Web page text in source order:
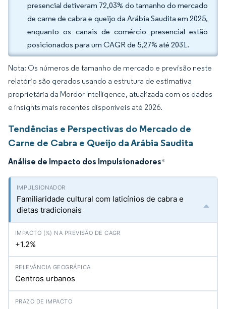
presencial detiveram 72,03% do tamanho do mercado
de carne de cabra e queijo da Arábia Saudita em 2025,
enquanto os canais de comércio presencial estão
posicionados para um CAGR de 5,27% até 2031.
Nota: Os números de tamanho de mercado e previsão neste
relatório são gerados usando a estrutura de estimativa
proprietária da Mordor Intelligence, atualizada com os dados
e insights mais recentes disponíveis até 2026.
Tendências e Perspectivas do Mercado de
Carne de Cabra e Queijo da Arábia Saudita
Análise de Impacto dos Impulsionadores*
Familiaridade cultural com laticínios de cabra e
dietas tradicionais
+1.2%
Centros urbanos